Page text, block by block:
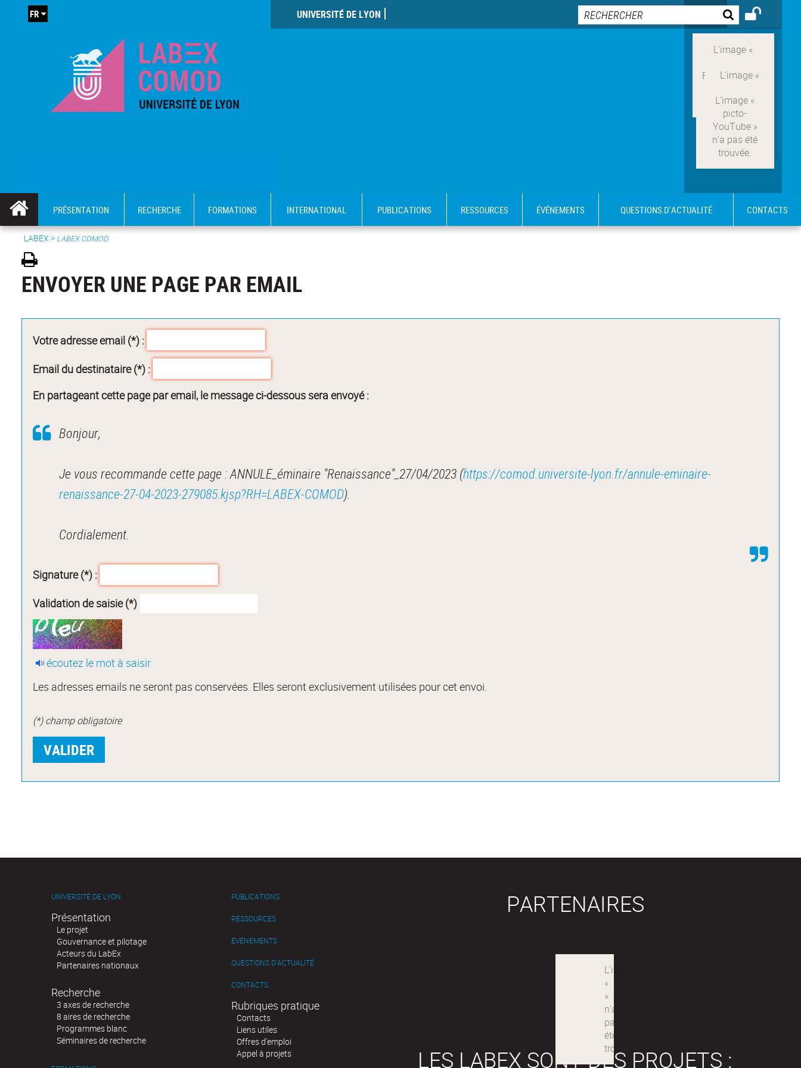
UNIVERSITÉ DE LYON
FR
PRÉSENTATION RECHERCHE FORMATIONS INTERNATIONAL PUBLICATIONS RESSOURCES ÉVÉNEMENTS QUESTIONS D'ACTUALITÉ CONTACTS
LABEX > LABEX COMOD
ENVOYER UNE PAGE PAR EMAIL
Votre adresse email (*) :
Email du destinataire (*) :
En partageant cette page par email, le message ci-dessous sera envoyé :
Bonjour,
Je vous recommande cette page : ANNULE_éminaire "Renaissance"_27/04/2023 (https://comod.universite-lyon.fr/annule-eminaire-
renaissance-27-04-2023-279085.kjsp?RH=LABEX-COMOD).
Cordialement.
Signature (*) :
Validation de saisie (*)
écoutez le mot à saisir
Les adresses emails ne seront pas conservées. Elles seront exclusivement utilisées pour cet envoi.
(*) champ obligatoire
UNIVERSITÉ DE LYON
Présentation
Le projet
Gouvernance et pilotage
Acteurs du LabEx
Partenaires nationaux
Recherche
3 axes de recherche
8 aires de recherche
Programmes blanc
Séminaires de recherche
PUBLICATIONS
RESSOURCES
ÉVÉNEMENTS
QUESTIONS D'ACTUALITÉ
CONTACTS
Rubriques pratique
Contacts
Liens utiles
Offres d'emploi
Appel à projets
PARTENAIRES
LES LABEX SONT DES PROJETS :